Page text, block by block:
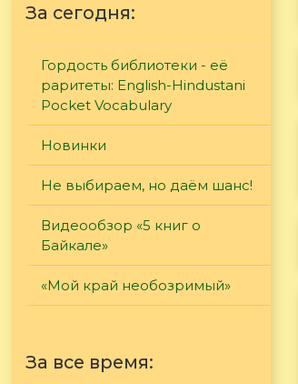
За сегодня:
Гордость библиотеки - её
раритеты: English-Hindustani
Pocket Vocabulary
Новинки
Не выбираем, но даём шанс!
Видеообзор «5 книг о
Байкале»
«Мой край необозримый»
За все время: